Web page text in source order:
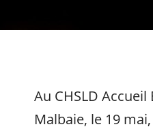
Au CHSLD Accueil
Malbaie, le 19